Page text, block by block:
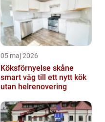
05 maj 2026
Köksförnyelse skåne
smart väg till ett nytt kök
utan helrenovering